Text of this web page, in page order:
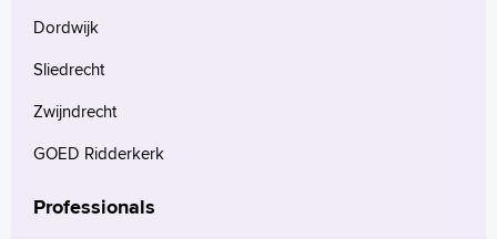
Dordwijk
Sliedrecht
Zwijndrecht
GOED Ridderkerk
Professionals